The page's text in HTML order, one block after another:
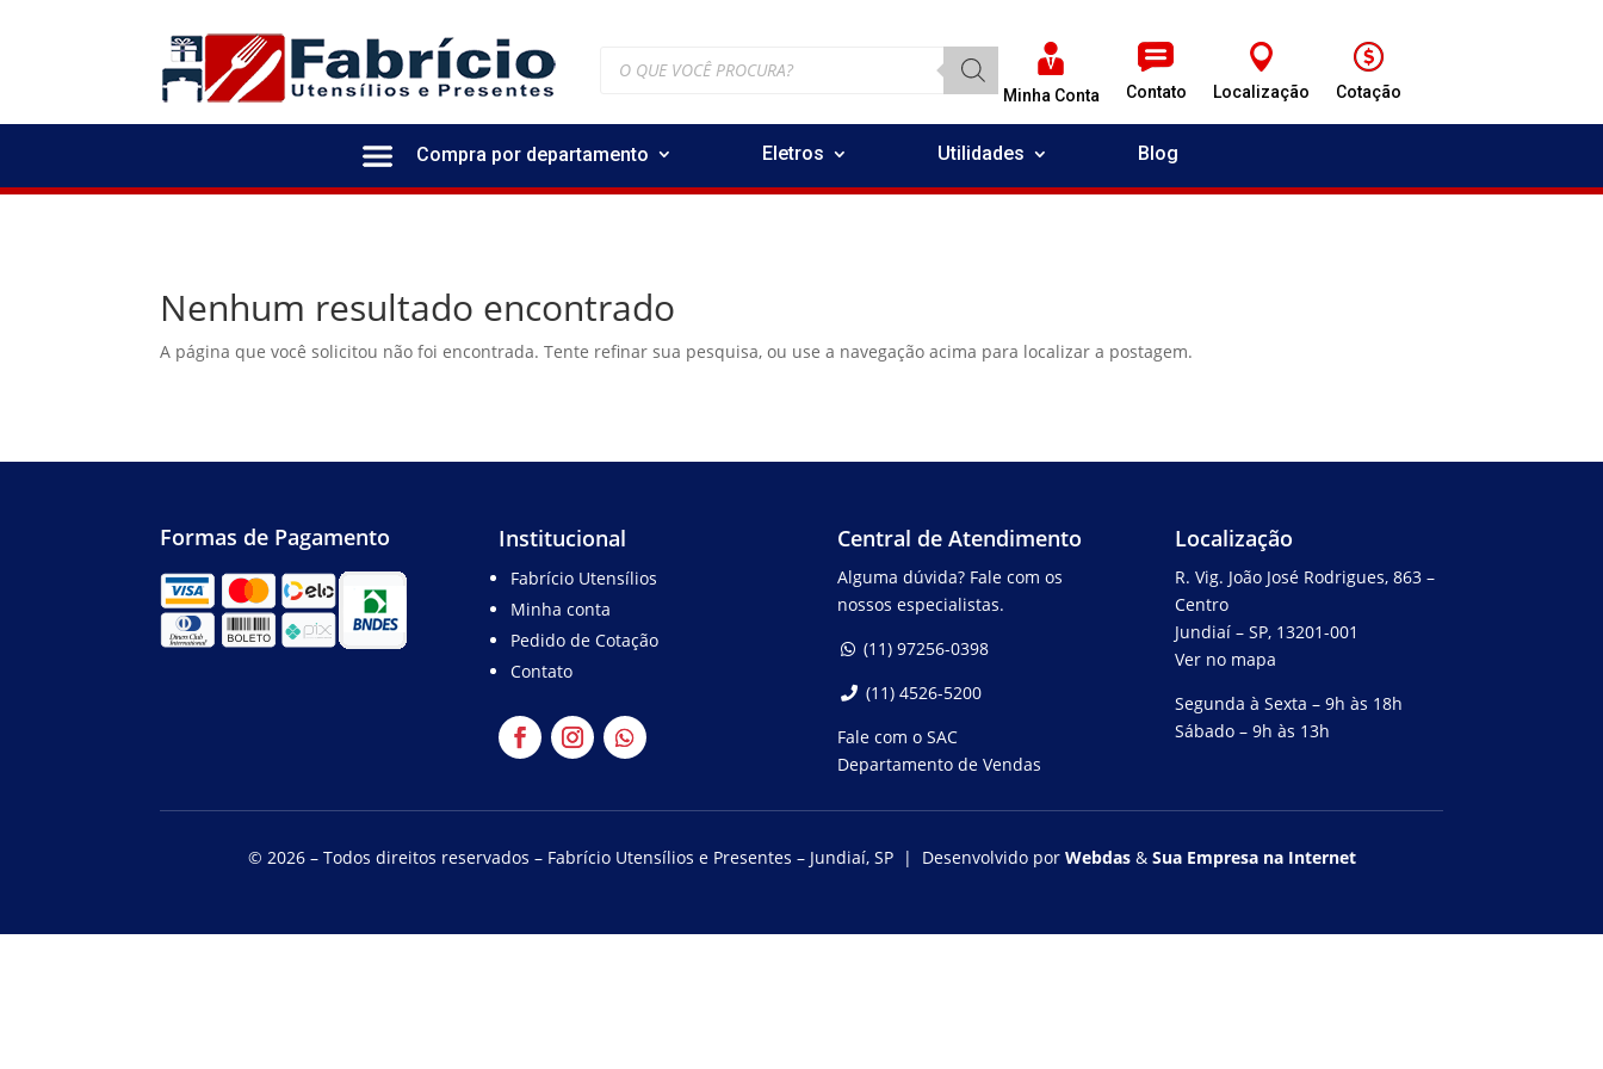
produtos
Minha Conta Contato Localização Cotação
Compra por departamento Eletros Utilidades Blog
Nenhum resultado encontrado
A página que você solicitou não foi encontrada. Tente refinar sua pesquisa, ou use a navegação acima para localizar a postagem.
Formas de Pagamento Institucional
Fabrício Utensílios
Minha conta
Pedido de Cotação
Contato
Central de Atendimento
Alguma dúvida? Fale com os
nossos especialistas.
(11) 97256-0398
(11) 4526-5200
Fale com o SAC
Departamento de Vendas
Localização
R. Vig. João José Rodrigues, 863 –
Centro
Jundiaí – SP, 13201-001
Ver no mapa
Segunda à Sexta – 9h às 18h
Sábado – 9h às 13h
© 2026 – Todos direitos reservados – Fabrício Utensílios e Presentes – Jundiaí, SP | Desenvolvido por Webdas& Sua Empresa na Internet